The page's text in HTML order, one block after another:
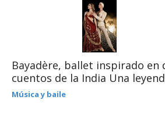
Bayadère, ballet inspirado en
cuentos de la India Una
Música y baile